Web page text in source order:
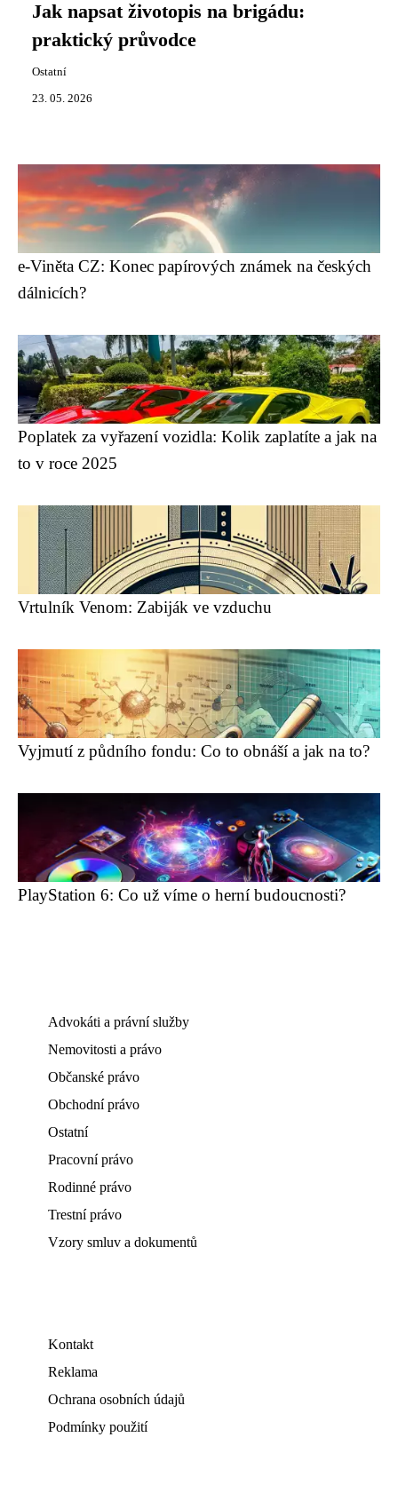
Jak napsat životopis na brigádu:
praktický průvodce
Ostatní
23. 05. 2026
e-Viněta CZ: Konec papírových známek na českých
dálnicích?
Poplatek za vyřazení vozidla: Kolik zaplatíte a jak na
to v roce 2025
Vrtulník Venom: Zabiják ve vzduchu
Vyjmutí z půdního fondu: Co to obnáší a jak na to?
PlayStation 6: Co už víme o herní budoucnosti?
Advokáti a právní služby
Nemovitosti a právo
Občanské právo
Obchodní právo
Ostatní
Pracovní právo
Rodinné právo
Trestní právo
Vzory smluv a dokumentů
Kontakt
Reklama
Ochrana osobních údajů
Podmínky použití